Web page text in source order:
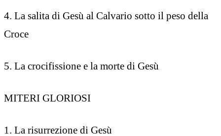
4. La salita di Gesù al Calvario sotto il peso della
Croce
5. La crocifissione e la morte di Gesù
MITERI GLORIOSI
1. La risurrezione di Gesù